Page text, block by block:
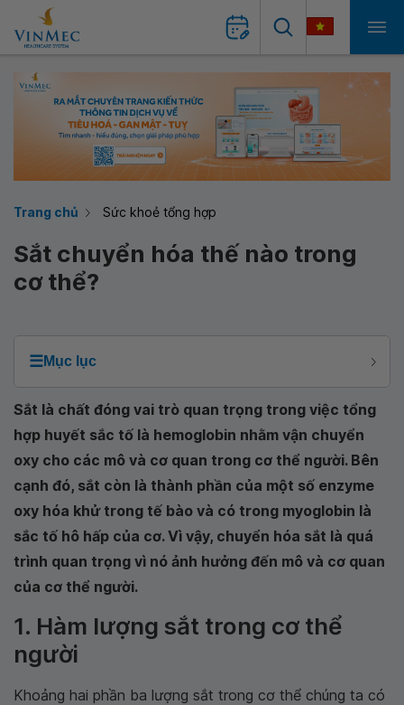
Trang chủ Sức khoẻ tổng hợp
Sắt chuyển hóa thế nào trong
cơ thể?
☰Mục lục
Sắt là chất đóng vai trò quan trọng trong việc tổng
hợp huyết sắc tố là hemoglobin nhằm vận chuyển
oxy cho các mô và cơ quan trong cơ thể người. Bên
cạnh đó, sắt còn là thành phần của một số enzyme
oxy hóa khử trong tế bào và có trong myoglobin là
sắc tố hô hấp của cơ. Vì vậy, chuyển hóa sắt là quá
trình quan trọng vì nó ảnh hưởng đến mô và cơ quan
của cơ thể người.
1. Hàm lượng sắt trong cơ thể
người
Khoảng hai phần ba lượng sắt trong cơ thể chúng ta có